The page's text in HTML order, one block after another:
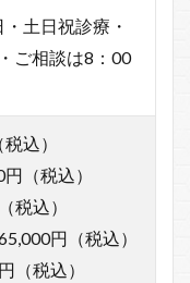
土日祝診療・
ご相談は8：00
込）
（税込）
税込）
円（税込）
（税込）